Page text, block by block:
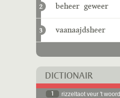
2 beheer geweer
3 vaanaajdsheer
DICTIONAIR
1 rizzeltaot veur 't woord